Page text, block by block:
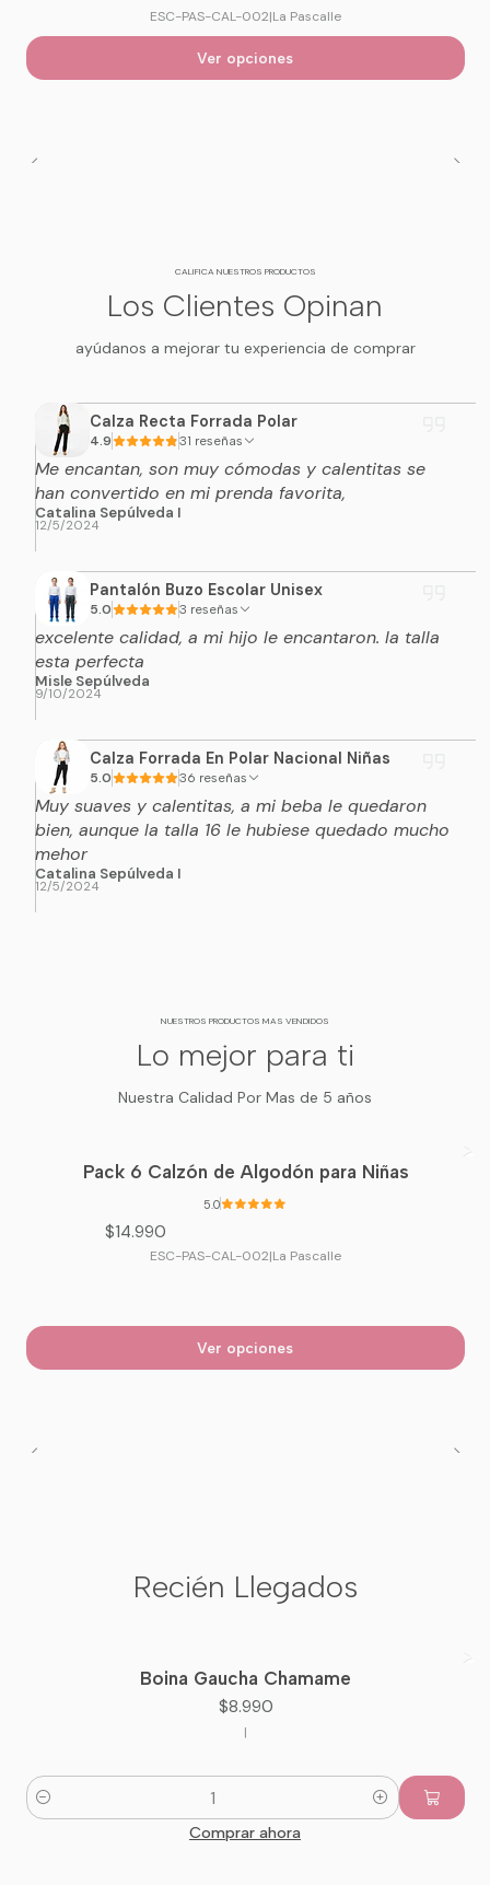
ESC-PAS-CAL-002|La Pascalle
Ver opciones
CALIFICA NUESTROS PRODUCTOS
Los Clientes Opinan
ayúdanos a mejorar tu experiencia de comprar
Calza Recta Forrada Polar
4.9 31 reseñas
Me encantan, son muy cómodas y calentitas se
han convertido en mi prenda favorita,
Catalina Sepúlveda I
12/5/2024
Pantalón Buzo Escolar Unisex
5.0 3 reseñas
excelente calidad, a mi hijo le encantaron. la talla
esta perfecta
Misle Sepúlveda
9/10/2024
Calza Forrada En Polar Nacional Niñas
5.0 36 reseñas
Muy suaves y calentitas, a mi beba le quedaron
bien, aunque la talla 16 le hubiese quedado mucho
mehor
Catalina Sepúlveda I
12/5/2024
NUESTROS PRODUCTOS MAS VENDIDOS
Lo mejor para ti
Nuestra Calidad Por Mas de 5 años
Pack 6 Calzón de Algodón para Niñas
5.0
$14.990
ESC-PAS-CAL-002|La Pascalle
Ver opciones
Recién Llegados
Boina Gaucha Chamame
$8.990
|
Cantidad
Comprar ahora